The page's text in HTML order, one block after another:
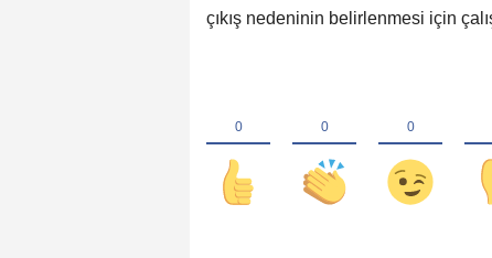
çıkış nedeninin belirlenmesi için